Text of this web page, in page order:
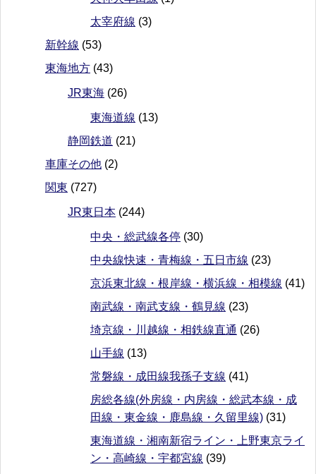
太宰府線 (3)
新幹線 (53)
東海地方 (43)
JR東海 (26)
東海道線 (13)
静岡鉄道 (21)
車庫その他 (2)
関東 (727)
JR東日本 (244)
中央・総武線各停 (30)
中央線快速・青梅線・五日市線 (23)
京浜東北線・根岸線・横浜線・相模線 (41)
南武線・南武支線・鶴見線 (23)
埼京線・川越線・相鉄線直通 (26)
山手線 (13)
常磐線・成田線我孫子支線 (41)
房総各線(外房線・内房線・総武本線・成
田線・東金線・鹿島線・久留里線) (31)
東海道線・湘南新宿ライン・上野東京ライ
ン・高崎線・宇都宮線 (39)